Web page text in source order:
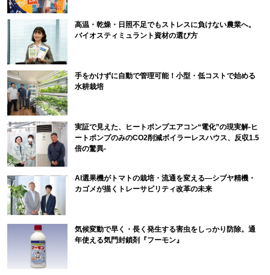
高温・乾燥・日照不足でもストレスに負けない農業へ。
バイオスティミュラント資材の選び方
手をかけずに自動で管理可能！小型・低コストで始める
水耕栽培
実証で見えた、ヒートポンプエアコン“電化”の現実解-ヒ
ートポンプのみのCO2削減ボイラーレスハウス、反収1.5
倍の驚異-
AI選果機がトマトの栽培・流通を変える―シブヤ精機・
カゴメが描くトレーサビリティ改革の未来
気候変動で早く・長く発生する害虫をしっかり防除。通
年使える気門封鎖剤『フーモン』